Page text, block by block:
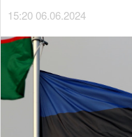
15:20 06.06.2024